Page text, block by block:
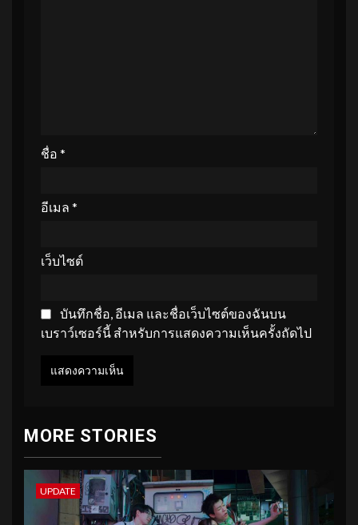
ชื่อ *
อีเมล *
เว็บไซต์
บันทึกชื่อ, อีเมล และชื่อเว็บไซต์ของฉันบน
เบราว์เซอร์นี้ สำหรับการแสดงความเห็นครั้งถัดไป
MORE STORIES
UPDATE